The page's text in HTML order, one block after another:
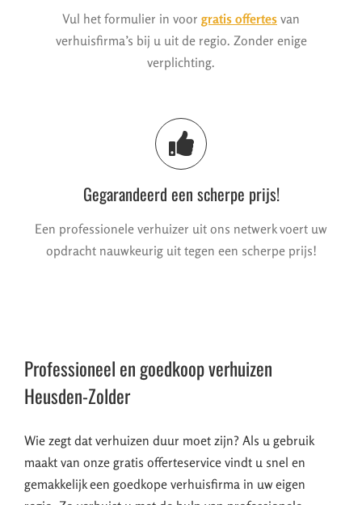
Vul het formulier in voor gratis offertes van
verhuisfirma’s bij u uit de regio. Zonder enige
verplichting.
Gegarandeerd een scherpe prijs!
Een professionele verhuizer uit ons netwerk voert uw
opdracht nauwkeurig uit tegen een scherpe prijs!
Professioneel en goedkoop verhuizen
Heusden-Zolder
Wie zegt dat verhuizen duur moet zijn? Als u gebruik
maakt van onze gratis offerteservice vindt u snel en
gemakkelijk een goedkope verhuisfirma in uw eigen